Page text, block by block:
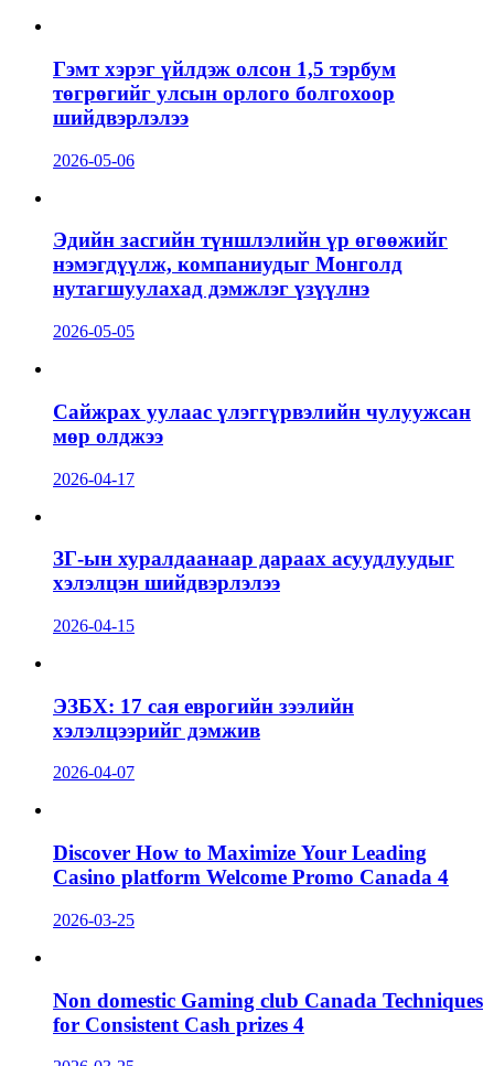
Гэмт хэрэг үйлдэж олсон 1,5 тэрбум
төгрөгийг улсын орлого болгохоор
шийдвэрлэлээ
2026-05-06
Эдийн засгийн түншлэлийн үр өгөөжийг
нэмэгдүүлж, компаниудыг Монголд
нутагшуулахад дэмжлэг үзүүлнэ
2026-05-05
Сайжрах уулаас үлэггүрвэлийн чулуужсан
мөр олджээ
2026-04-17
ЗГ-ын хуралдаанаар дараах асуудлуудыг
хэлэлцэн шийдвэрлэлээ
2026-04-15
ЭЗБХ: 17 сая еврогийн зээлийн
хэлэлцээрийг дэмжив
2026-04-07
Discover How to Maximize Your Leading
Casino platform Welcome Promo Canada 4
2026-03-25
Non domestic Gaming club Canada Techniques
for Consistent Cash prizes 4